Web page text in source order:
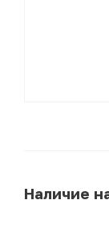
Наличие